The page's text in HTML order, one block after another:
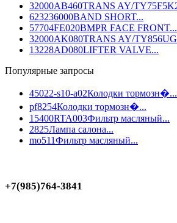
32000AB460TRANS AY/
623236000BAND SHORT...
57704FE020BMPR FACE FRONT...
32000AK080TRANS AY/
13228AD080LIFTER VALVE...
Популярные запросы
45022-s10-a02Колодки тормозн�...
pf8254Колодки тормозн�...
15400RTA003Фильтр масляный...
2825Лампа салона...
mo511Фильтр масляный...
+7(985)764-3841